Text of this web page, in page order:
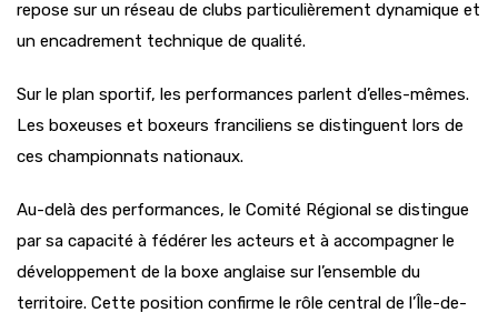
repose sur un réseau de clubs particulièrement dynamique et
un encadrement technique de qualité.
Sur le plan sportif, les performances parlent d’elles-mêmes.
Les boxeuses et boxeurs franciliens se distinguent lors de
ces championnats nationaux.
Au-delà des performances, le Comité Régional se distingue
par sa capacité à fédérer les acteurs et à accompagner le
développement de la boxe anglaise sur l’ensemble du
territoire. Cette position confirme le rôle central de l’Île-de-